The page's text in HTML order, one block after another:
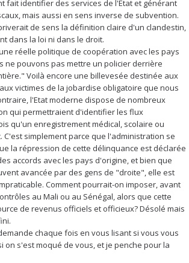
fait identifier des services de l'Etat et générant
mais aussi en sens inverse de subvention.
de sens la définition claire d'un clandestin,
dans la loi ni dans le droit.
réelle politique de coopération avec les pays
ne pouvons pas mettre un policier derrière
Voilà encore une billevesée destinée aux
victimes de la jobardise obligatoire que nous
l'Etat moderne dispose de nombreux
qui permettraient d'identifier les flux
qu'un enregistrement médical, scolaire ou
C'est simplement parce que l'administration se
la répression de cette délinquance est déclarée
accords avec les pays d'origine, et bien que
avancée par des gens de "droite", elle est
Comment pourrait-on imposer, avant
au Mali ou au Sénégal, alors que cette
de revenus officiels et officieux? Désolé mais
chaque fois en vous lisant si vous vous
on s'est moqué de vous, et je penche pour la